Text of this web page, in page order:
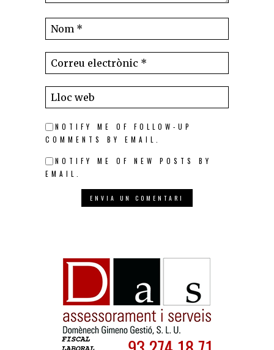
NOTIFY ME OF FOLLOW-UP
COMMENTS BY EMAIL.
NOTIFY ME OF NEW POSTS BY
EMAIL.